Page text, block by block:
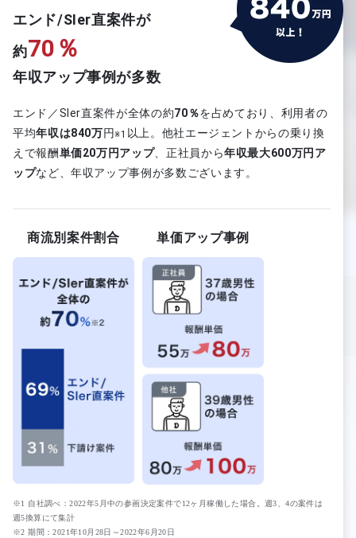
エンド/SIer直案件が
約70％
年収アップ事例が多数
エンド／Sler直案件が全体の約70％を占めており、利用者の
平均年収は840万円※1 以上。他社エージェントからの乗り換
えで報酬単価20万円アップ、正社員から年収最大600万円ア
ップなど、年収アップ事例が多数ございます。
商流別案件割合 単価アップ事例
※1 自社調べ：2022年5月中の参画決定案件で12ヶ月稼働した場合。週3、4の案件は
週5換算にて集計
※2 期間：2021年10月28日～2022年6月20日